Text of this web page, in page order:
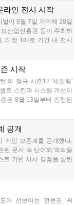
라인 전시 시작
이 8월 7일 개막해 28일
산업진흥원 등이 주최하
티켓 1매로 기간 내 전시
부문 등 다양한 인디게
규모로 열려 인디게임
시작
'의 정규 시즌12 '세일링'
트 스킨과 시스템 개선이
은 8월 13일부터 진행된
위한 다중 크로노 스피
공개
게임 보존계를 공개했다.
된 문서 속 단어와 맥락을
트 기반 서사 강점을 살린
며, 현재 스팀 상점 페이
아 선보이는 전문관 ‘AI